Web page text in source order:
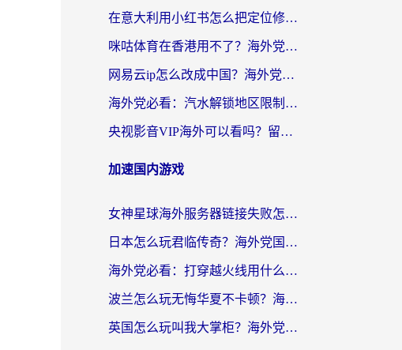
在意大利用小红书怎么把定位修改到中国国内？3个实用技巧+1个靠谱工具帮你搞定
咪咕体育在香港用不了？海外党必看的回国加速器选择指南（附3个真实场景解决方案）
网易云ip怎么改成中国？海外党听音乐听书的无痛解决方案
海外党必看：汽水解锁地区限制怎么解除？3招解决国内影音&生活服务难题
央视影音VIP海外可以看吗？留学生亲测有效的回国加速器选择指南
加速国内游戏
女神星球海外服务器链接失败怎么解决？海外党国服游戏加速避坑指南
日本怎么玩君临传奇？海外党国服游戏加速避坑指南（附菲律宾欧洲玩家实测）
海外党必看：打穿越火线用什么加速器？解决延迟卡顿，还能玩奇妙拼图世界和第五人格
波兰怎么玩无悔华夏不卡顿？海外国服游戏加速器终极指南（附征途2萤火突击解决方案）
英国怎么玩叫我大掌柜？海外党国服游戏加速避坑指南（附实测推荐）